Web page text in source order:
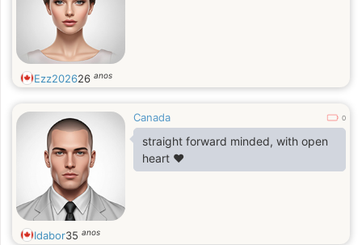
Ezz202626 anos
Canada 0
straight forward minded, with open
heart ❤️
Idabor35 anos